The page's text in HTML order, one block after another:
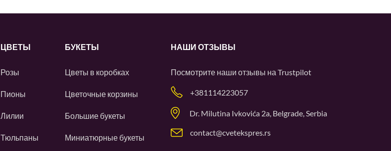
ЦВЕТЫ
Розы
Пионы
Лилии
Тюльпаны
БУКЕТЫ
Цветы в коробках
Цветочные корзины
Большие букеты
Миниатюрные букеты
НАШИ ОТЗЫВЫ
Посмотрите наши отзывы на Trustpilot
+381114223057
Dr. Milutina Ivkovića 2a, Belgrade, Serbia
contact@cvetekspres.rs